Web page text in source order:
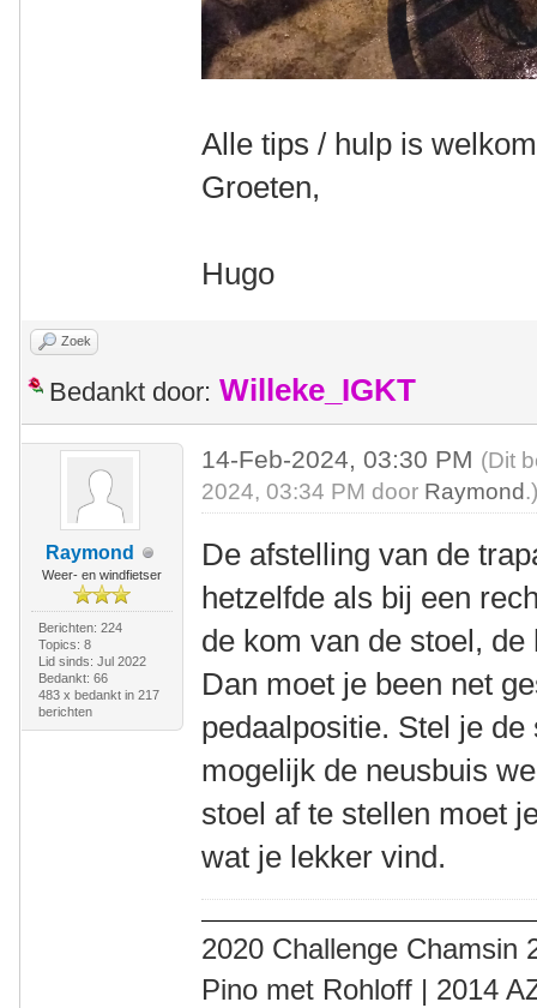
Alle tips / hulp is
Groeten,
Hugo
Zoek
Bedankt door: Willeke_IGKT
Raymond
Weer- en windfietser
Berichten: 224
Topics: 8
Lid sinds: Jul 2022
Bedankt: 66
483 x bedankt in 217
berichten
14-Feb-2024, 03:30 PM (Dit
2024, 03:34 PM door Raymond
De afstelling van de
hetzelfde als bij een
de kom van de stoel,
Dan moet je been net
pedaalpositie. Stel je
mogelijk de neusbuis
stoel af te stellen moet
wat je lekker vind.
2020 Challenge Chamsin
Pino met Rohloff | 2014